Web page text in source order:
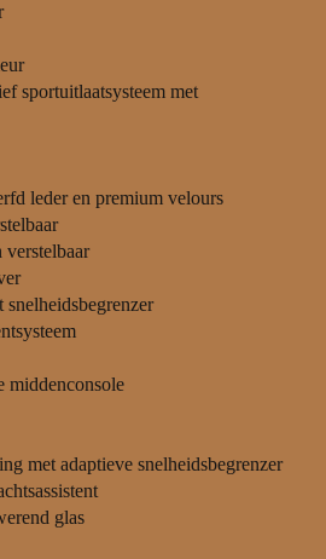
sportuitlaatsysteem met
leder en premium velours
snelheidsbegrenzer
middenconsole
met adaptieve snelheidsbegrenzer
glas